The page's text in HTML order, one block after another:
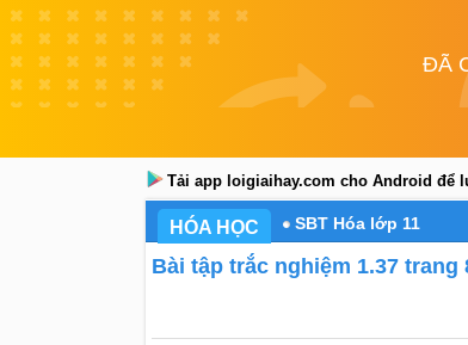
ĐÃ
Tải app loigiaihay.com cho Android để
HÓA HỌC SBT Hóa lớp 11
Bài tập trắc nghiệm 1.37 trang